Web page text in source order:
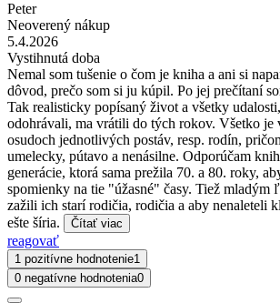
Peter
Neoverený nákup
5.4.2026
Vystihnutá doba
Nemal som tušenie o čom je kniha a ani si
dôvod, prečo som si ju kúpil. Po jej prečítaní
Tak realisticky popísaný život a všetky
odohrávali, ma vrátili do tých rokov. Všetko je
osudoch jednotlivých postáv, resp. rodín,
umelecky, pútavo a nenásilne. Odporúčam
generácie, ktorá sama prežila 70. a 80. roky,
spomienky na tie "úžasné" časy. Tiež mladým
zažili ich starí rodičia, rodičia a aby nenaleteli
ešte šíria.
Čítať viac
reagovať
1 pozitívne hodnotenie1
0 negatívne hodnotenia0